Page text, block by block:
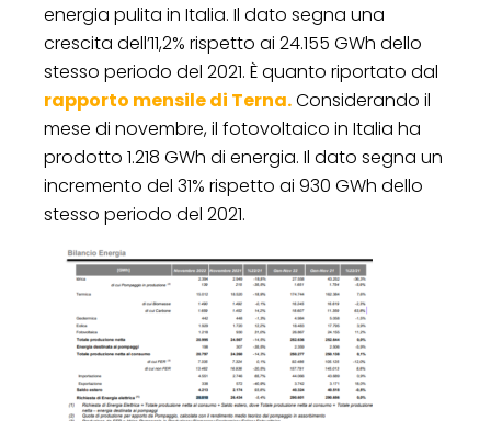
energia pulita in Italia. Il dato segna una
crescita dell’11,2% rispetto ai 24.155 GWh dello
stesso periodo del 2021. È quanto riportato dal
rapporto mensile di Terna.Considerando il
mese di novembre, il fotovoltaico in Italia ha
prodotto 1.218 GWh di energia. Il dato segna un
incremento del 31% rispetto ai 930 GWh dello
stesso periodo del 2021.